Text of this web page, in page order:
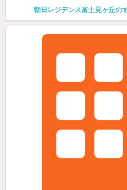
朝日レジデンス富士見ヶ丘の